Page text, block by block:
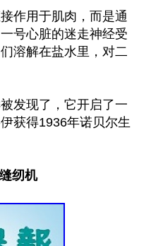
作用于肌肉，而是通
号心脏的迷走神经受
溶解在盐水里，对二
发现了，它开启了一
获得1936年诺贝尔生
纫机